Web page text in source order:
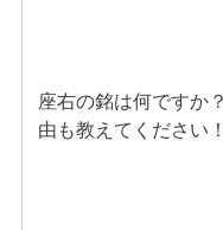
座右の銘は何ですか
由も教えてください！